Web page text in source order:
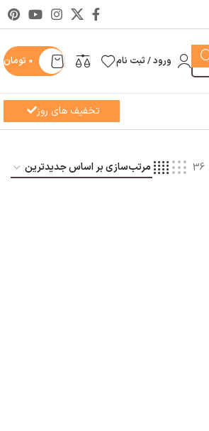
ورود / ثبت نام 0 تومان
تخفیف های روز
36